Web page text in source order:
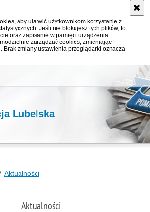
aby ułatwić użytkownikom korzystanie z
Jeśli nie blokujesz tych plików, to
oraz zapisanie w pamięci urządzenia.
zarządzać cookies, zmieniając
Brak zmiany ustawienia przeglądarki oznacza
Lubelska
Aktualności
Aktualności